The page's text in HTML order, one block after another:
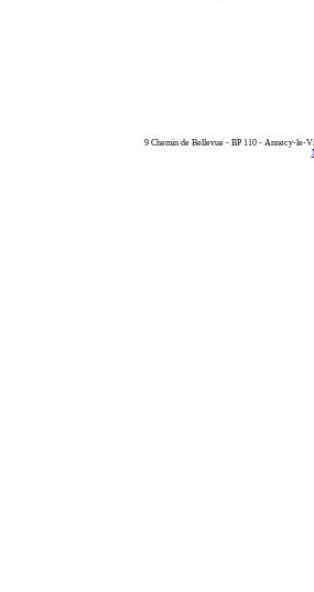
9 Chemin de Bellevue - BP 110 - Annecy-le-